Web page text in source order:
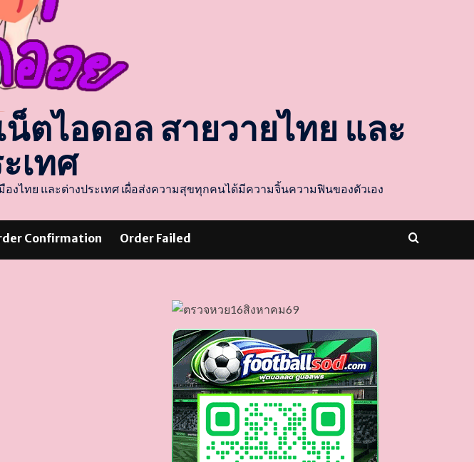
น็ตไอดอล สายวายไทย และ
เทศ
งไทย และต่างประเทศ เผื่อส่งความสุขทุกคนได้มีความจิ้นความฟินของตัวเอง
Confirmation Order Failed
dooballstar com